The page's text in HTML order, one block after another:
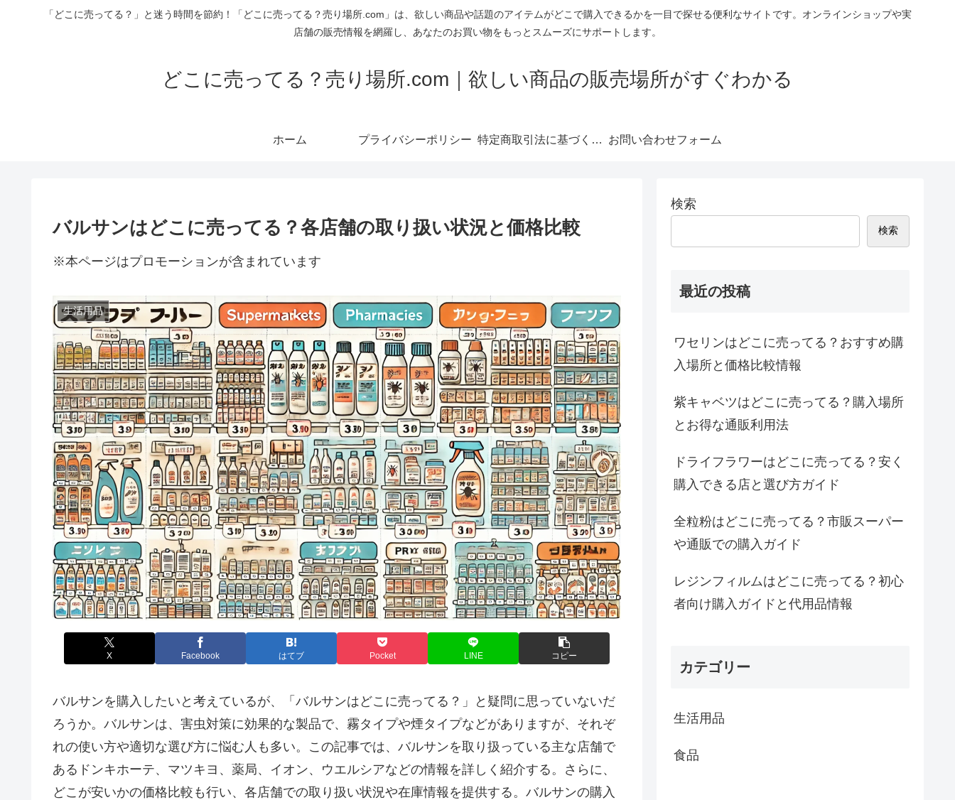
「どこに売ってる？」と迷う時間を節約！「どこに売ってる？売り場所.com」は、欲しい商品や話題のアイテムがどこで購入できるかを一目で探せる便利なサイトです。オンラインショップや実
店舗の販売情報を網羅し、あなたのお買い物をもっとスムーズにサポートします。
どこに売ってる？売り場所.com｜欲しい商品の販売場所がすぐわかる
ホーム プライバシーポリシー 特定商取引法に基づく表記 お問い合わせフォーム
バルサンはどこに売ってる？各店舗の取り扱い状況と価格比較
※本ページはプロモーションが含まれています
生活用品
X Facebook はてブ Pocket LINE コピー
バルサンを購入したいと考えているが、「バルサンはどこに売ってる？」と疑問に思っていないだ
ろうか。バルサンは、害虫対策に効果的な製品で、霧タイプや煙タイプなどがありますが、それぞ
れの使い方や適切な選び方に悩む人も多い。この記事では、バルサンを取り扱っている主な店舗で
あるドンキホーテ、マツキヨ、薬局、イオン、ウエルシアなどの情報を詳しく紹介する。さらに、
どこが安いかの価格比較も行い、各店舗での取り扱い状況や在庫情報を提供する。バルサンの購入
検索
検索
最近の投稿
ワセリンはどこに売ってる？おすすめ購
入場所と価格比較情報
紫キャベツはどこに売ってる？購入場所
とお得な通販利用法
ドライフラワーはどこに売ってる？安く
購入できる店と選び方ガイド
全粒粉はどこに売ってる？市販スーパー
や通販での購入ガイド
レジンフィルムはどこに売ってる？初心
者向け購入ガイドと代用品情報
カテゴリー
生活用品
食品